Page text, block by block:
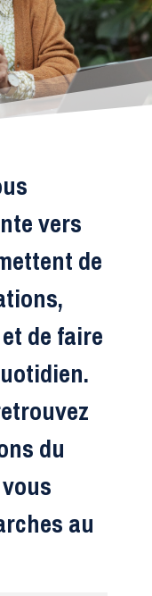
vers
de
de faire
du
au